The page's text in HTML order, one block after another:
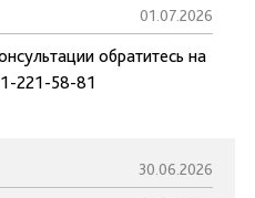
01.07.2026
обратитесь на
221-58-81
30.06.2026